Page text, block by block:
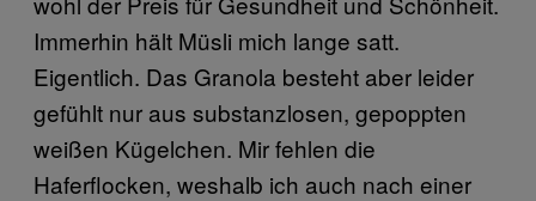
Immerhin hält Müsli mich lange satt.
Eigentlich. Das Granola besteht aber leider
gefühlt nur aus substanzlosen, gepoppten
weißen Kügelchen. Mir fehlen die
Haferflocken, weshalb ich auch nach einer